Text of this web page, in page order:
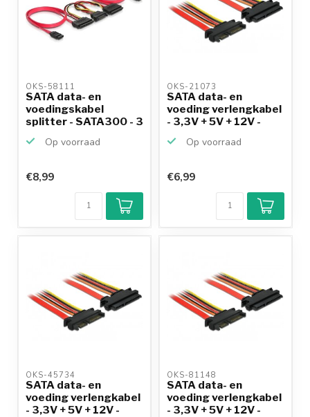
OKS-58111
SATA data- en
voedingskabel
splitter - SATA300 - 3
Op voorraad
€8,99
OKS-21073
SATA data- en
voeding verlengkabel
- 3,3V + 5V + 12V -
Op voorraad
€6,99
OKS-45734
SATA data- en
voeding verlengkabel
- 3,3V + 5V + 12V -
OKS-81148
SATA data- en
voeding verlengkabel
- 3,3V + 5V + 12V -